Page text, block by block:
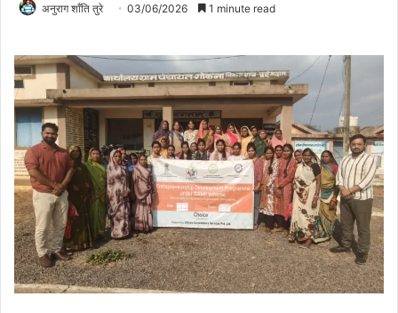
अनुराग शाँति तुरे 03/06/2026 1 minute read